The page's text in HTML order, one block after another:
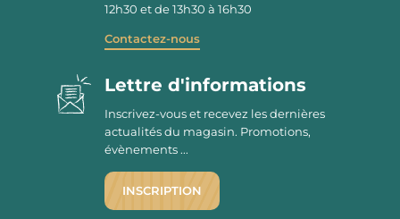
12h30 et de 13h30 à 16h30
Contactez-nous
Lettre d'informations
Inscrivez-vous et recevez les dernières
actualités du magasin. Promotions,
évènements ...
INSCRIPTION